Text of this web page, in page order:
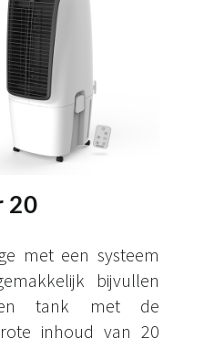
20
met een systeem
bijvullen
tank met de
inhoud van 20